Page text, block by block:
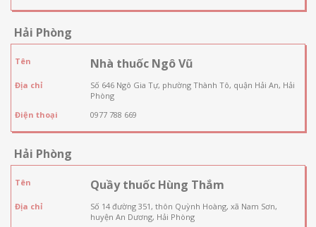
Hải Phòng
Tên Nhà thuốc Ngô Vũ
Địa chỉ
Số 646 Ngô Gia Tự, phường Thành Tô, quận Hải An, Hải
Phòng
Điện thoại
0977 788 669
Hải Phòng
Tên Quầy thuốc Hùng Thắm
Địa chỉ
Số 14 đường 351, thôn Quỳnh Hoàng, xã Nam Sơn,
huyện An Dương, Hải Phòng